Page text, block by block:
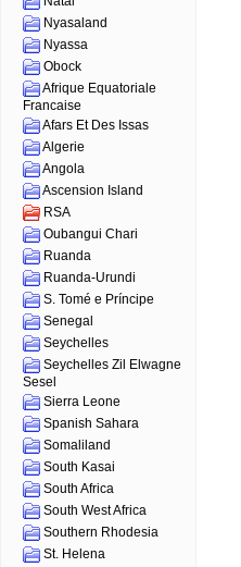
Nyasaland
Nyassa
Obock
Afrique Equatoriale
Francaise
Afars Et Des Issas
Algerie
Angola
Ascension Island
RSA
Oubangui Chari
Ruanda
Ruanda-Urundi
S. Tomé e Príncipe
Senegal
Seychelles
Seychelles Zil Elwagne
Sesel
Sierra Leone
Spanish Sahara
Somaliland
South Kasai
South Africa
South West Africa
Southern Rhodesia
St. Helena